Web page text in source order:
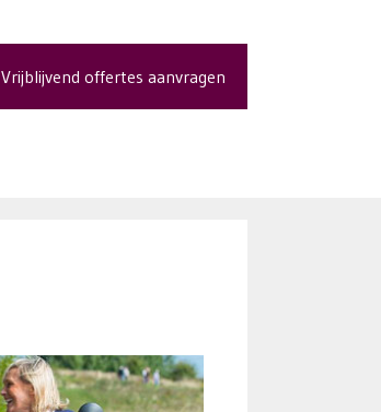
Vrijblijvend offertes aanvragen